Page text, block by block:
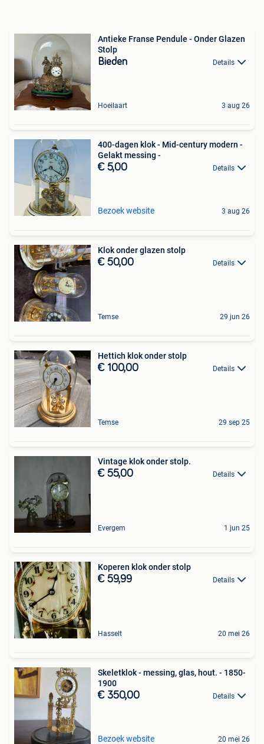
Antieke Franse Pendule - Onder Glazen
Stolp
Bieden Details
Hoeilaart 3 aug 26
400-dagen klok - Mid-century modern -
Gelakt messing -
€ 5,00 Details
Bezoek website 3 aug 26
Klok onder glazen stolp
€ 50,00 Details
Temse 29 jun 26
Hettich klok onder stolp
€ 100,00 Details
Temse 29 sep 25
Vintage klok onder stolp.
€ 55,00 Details
Evergem 1 jun 25
Koperen klok onder stolp
€ 59,99 Details
Hasselt 20 mei 26
Skeletklok - messing, glas, hout. - 1850-
1900
€ 350,00 Details
Bezoek website 20 mei 26